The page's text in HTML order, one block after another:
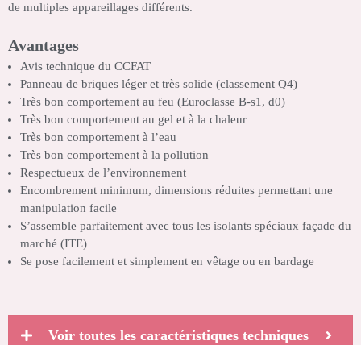
de multiples appareillages différents.
Avantages
Avis technique du CCFAT
Panneau de briques léger et très solide (classement Q4)
Très bon comportement au feu (Euroclasse B-s1, d0)
Très bon comportement au gel et à la chaleur
Très bon comportement à l’eau
Très bon comportement à la pollution
Respectueux de l’environnement
Encombrement minimum, dimensions réduites permettant une
manipulation facile
S’assemble parfaitement avec tous les isolants spéciaux façade du
marché (ITE)
Se pose facilement et simplement en vêtage ou en bardage
Voir toutes les caractéristiques techniques